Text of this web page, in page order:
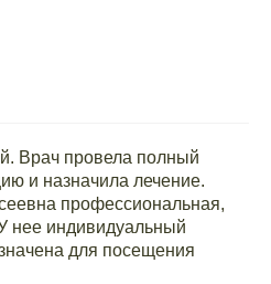
Врач провела полный
и назначила лечение.
профессиональная,
нее индивидуальный
для посещения